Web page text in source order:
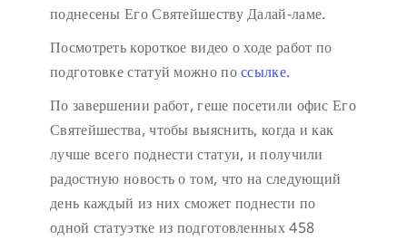
поднесены Его Святейшеству Далай-ламе.
Посмотреть короткое видео о ходе работ по
подготовке статуй можно поссылке.
По завершении работ, геше посетили офис Его
Святейшества, чтобы выяснить, когда и как
лучше всего поднести статуи, и получили
радостную новость о том, что на следующий
день каждый из них сможет поднести по
одной статуэтке из подготовленных 458